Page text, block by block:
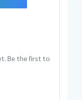
Be the first to